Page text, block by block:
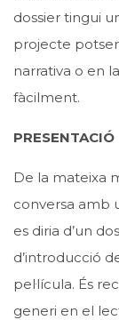
dossier tingui
projecte
narrativa o en
fàcilment.
PRESENTACIÓ
De la mateixa
conversa amb
es diria d’un
d’introducció
pel·lícula. És
generi en el